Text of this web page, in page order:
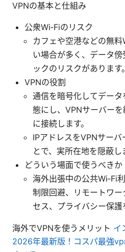
VPNの基本と仕組み
公衆Wi‑Fiのリスク
カフェや空港などの無
い場合が多く、データ
ックのリスクがあります。
VPNの役割
通信を暗号化してデー
態にし、VPNサーバー
に接続します。
IPアドレスをVPNサー
とで、実所在地を隠蔽し
どういう場面で使うべきか
海外出張中の公共Wi‑Fi
制限回避、リモートワ
セス、プライバシー保護
海外でVPNを使うメリット イ
2026年最新版！コスパ最強